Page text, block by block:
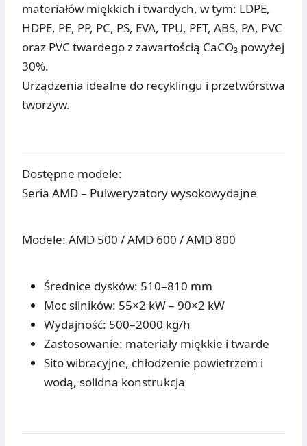
materiałów miękkich i twardych, w tym: LDPE,
HDPE, PE, PP, PC, PS, EVA, TPU, PET, ABS, PA, PVC
oraz PVC twardego z zawartością CaCO₃ powyżej
30%.
Urządzenia idealne do recyklingu i przetwórstwa
tworzyw.
Dostępne modele:
Seria AMD – Pulweryzatory wysokowydajne
Modele: AMD 500 / AMD 600 / AMD 800
Średnice dysków: 510–810 mm
Moc silników: 55×2 kW – 90×2 kW
Wydajność: 500–2000 kg/h
Zastosowanie: materiały miękkie i twarde
Sito wibracyjne, chłodzenie powietrzem i
wodą, solidna konstrukcja